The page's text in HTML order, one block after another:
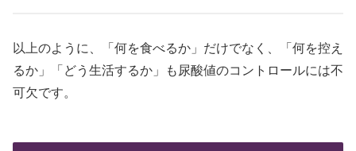
以上のように、「何を食べるか」だけでなく、「何を控え
るか」「どう生活するか」も尿酸値のコントロールには不
可欠です。